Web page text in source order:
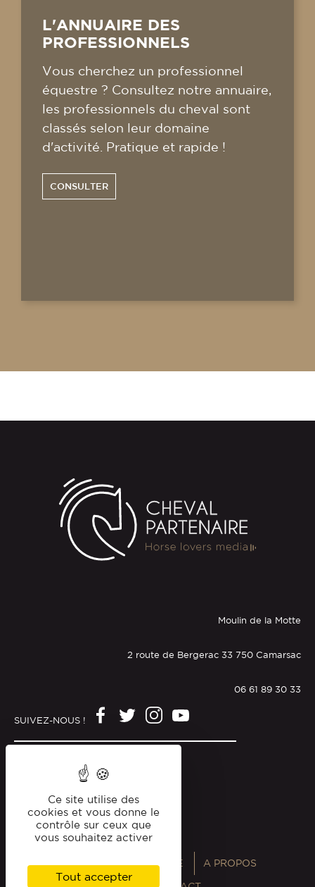
L'ANNUAIRE DES
PROFESSIONNELS
Vous cherchez un professionnel
équestre ? Consultez notre annuaire,
les professionnels du cheval sont
classés selon leur domaine
d'activité. Pratique et rapide !
CONSULTER
Moulin de la Motte
2 route de Bergerac 33 750 Camarsac
06 61 89 30 33
SUIVEZ-NOUS !
Politique de confidentialité
ANNUAIRES MAGAZINE A PROPOS
Ce site utilise des
cookies et vous donne le
contrôle sur ceux que
vous souhaitez activer
Tout accepter